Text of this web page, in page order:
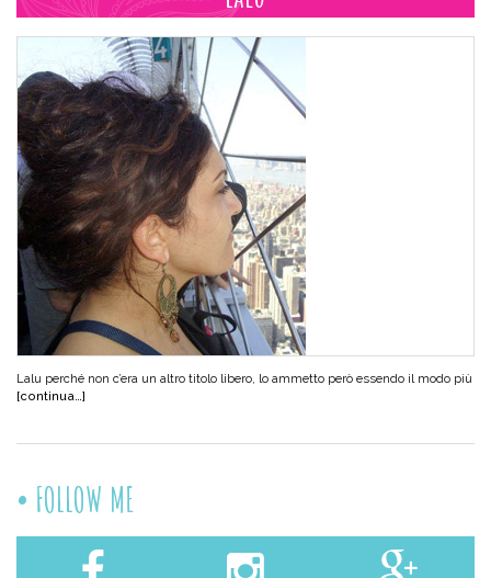
Lalu perché non c’era un altro titolo libero, lo ammetto però essendo il modo più
[continua…]
FOLLOW ME